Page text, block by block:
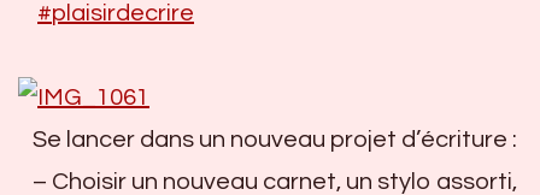
#plaisirdecrire
Se lancer dans un nouveau projet d’écriture :
– Choisir un nouveau carnet, un stylo assorti,